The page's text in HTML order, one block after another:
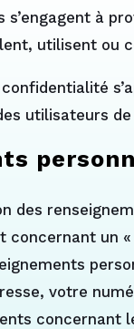
à
utilisent
utilisateurs
des
concernant un
votre